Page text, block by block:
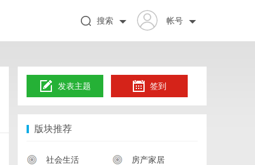
帐号
搜索
发表主题 签到
版块推荐
社会生活 房产家居